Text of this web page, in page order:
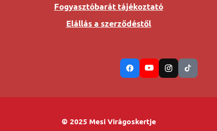
Fogyasztóbarát tájékoztató
Elállás a szerződéstől
© 2025 Mesi Virágoskertje